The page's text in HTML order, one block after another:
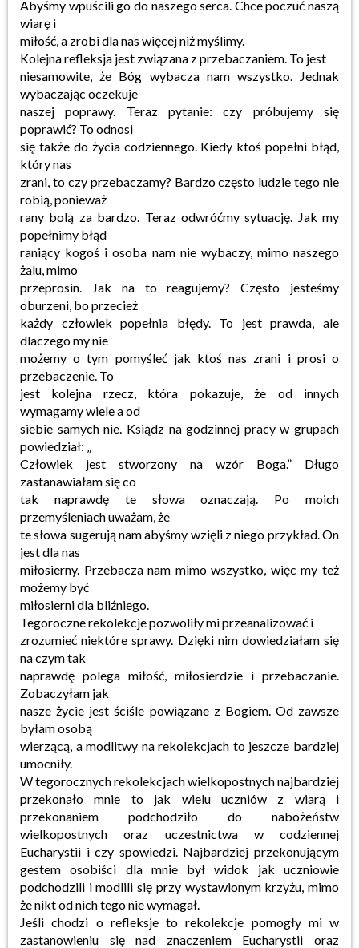
Abyśmy wpuścili go do naszego serca. Chce poczuć naszą
wiarę i
miłość, a zrobi dla nas więcej niż myślimy.
Kolejna refleksja jest związana z przebaczaniem. To jest
niesamowite, że Bóg wybacza nam wszystko. Jednak
wybaczając oczekuje
naszej poprawy. Teraz pytanie: czy próbujemy się
poprawić? To odnosi
się także do życia codziennego. Kiedy ktoś popełni błąd,
który nas
zrani, to czy przebaczamy? Bardzo często ludzie tego nie
robią, ponieważ
rany bolą za bardzo. Teraz odwróćmy sytuację. Jak my
popełnimy błąd
raniący kogoś i osoba nam nie wybaczy, mimo naszego
żalu, mimo
przeprosin. Jak na to reagujemy? Często jesteśmy
oburzeni, bo przecież
każdy człowiek popełnia błędy. To jest prawda, ale
dlaczego my nie
możemy o tym pomyśleć jak ktoś nas zrani i prosi o
przebaczenie. To
jest kolejna rzecz, która pokazuje, że od innych
wymagamy wiele a od
siebie samych nie. Ksiądz na godzinnej pracy w grupach
powiedział: „
Człowiek jest stworzony na wzór Boga.” Długo
zastanawiałam się co
tak naprawdę te słowa oznaczają. Po moich
przemyśleniach uważam, że
te słowa sugerują nam abyśmy wzięli z niego przykład. On
jest dla nas
miłosierny. Przebacza nam mimo wszystko, więc my też
możemy być
miłosierni dla bliźniego.
Tegoroczne rekolekcje pozwoliły mi przeanalizować i
zrozumieć niektóre sprawy. Dzięki nim dowiedziałam się
na czym tak
naprawdę polega miłość, miłosierdzie i przebaczanie.
Zobaczyłam jak
nasze życie jest ściśle powiązane z Bogiem. Od zawsze
byłam osobą
wierzącą, a modlitwy na rekolekcjach to jeszcze bardziej
umocniły.
W tegorocznych rekolekcjach wielkopostnych najbardziej
przekonało mnie to jak wielu uczniów z wiarą i
przekonaniem podchodziło do nabożeństw
wielkopostnych oraz uczestnictwa w codziennej
Eucharystii i czy spowiedzi. Najbardziej przekonującym
gestem osobiści dla mnie był widok jak uczniowie
podchodzili i modlili się przy wystawionym krzyżu, mimo
że nikt od nich tego nie wymagał.
Jeśli chodzi o refleksje to rekolekcje pomogły mi w
zastanowieniu się nad znaczeniem Eucharystii oraz